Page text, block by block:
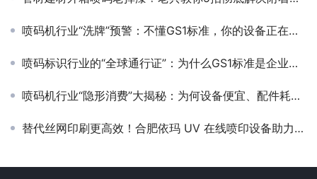
喷码机行业“洗牌”预警：不懂GS1标准，你的设备正在失去核心竞争力！
喷码标识行业的“全球通行证”：为什么GS1标准是企业出海的关键？
喷码机行业“隐形消费”大揭秘：为何设备便宜、配件耗材却贵得离谱？
替代丝网印刷更高效！合肥依玛 UV 在线喷印设备助力印刷行业升级